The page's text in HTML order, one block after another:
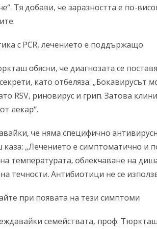
Тя добави, че заразността е по-
с PCR, лечението е поддържащо
обясни, че диагнозата се
като отбеляза: „Бокавирусът
RSV, риновирус и грип. Затова
лекар“.
че няма специфично
„Лечението е симптоматично и
температурата, облекчаване на
на течности. Антибиотици не се
при появата на тези симптоми
семействата, проф.